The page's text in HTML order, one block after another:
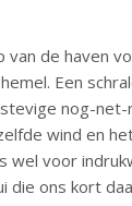
van de haven
Een
nog-
wind en
wel voor
die ons kort